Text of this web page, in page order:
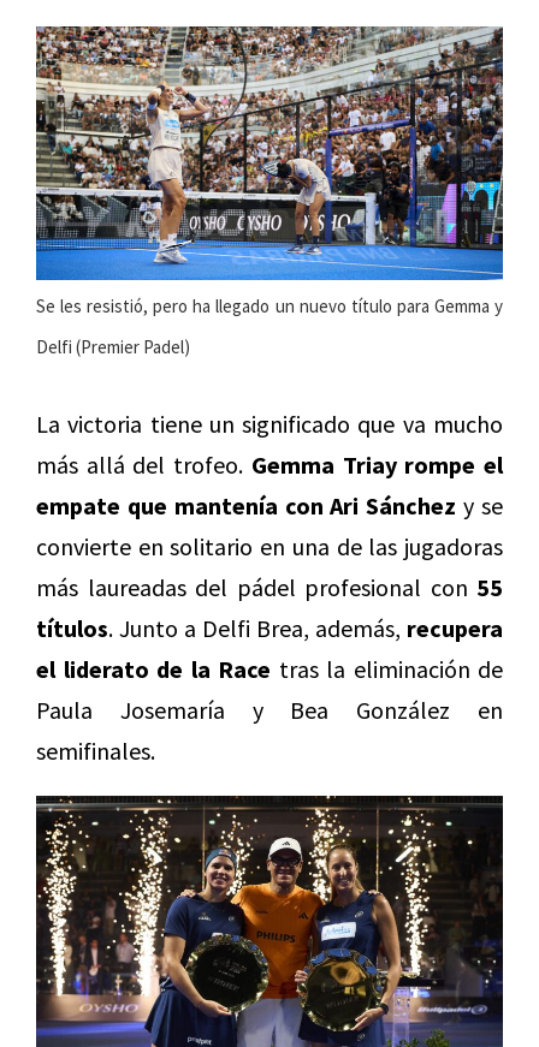
Se les resistió, pero ha llegado un nuevo título para Gemma y
Delfi (Premier Padel)
La victoria tiene un significado que va mucho
más allá del trofeo. Gemma Triay rompe el
empate que mantenía con Ari Sánchez y se
convierte en solitario en una de las jugadoras
más laureadas del pádel profesional con 55
títulos. Junto a Delfi Brea, además, recupera
el liderato de la Race tras la eliminación de
Paula Josemaría y Bea González en
semifinales.